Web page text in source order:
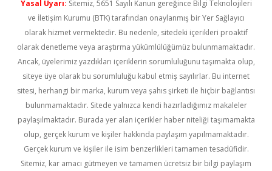
Yasal Uyarı: Sitemiz, 5651 Sayılı Kanun gereğince Bilgi Teknolojileri
ve İletişim Kurumu (BTK) tarafından onaylanmış bir Yer Sağlayıcı
olarak hizmet vermektedir. Bu nedenle, sitedeki içerikleri proaktif
olarak denetleme veya araştırma yükümlülüğümüz bulunmamaktadır.
Ancak, üyelerimiz yazdıkları içeriklerin sorumluluğunu taşımakta olup,
siteye üye olarak bu sorumluluğu kabul etmiş sayılırlar. Bu internet
sitesi, herhangi bir marka, kurum veya şahıs şirketi ile hiçbir bağlantısı
bulunmamaktadır. Sitede yalnızca kendi hazırladığımız makaleler
paylaşılmaktadır. Burada yer alan içerikler haber niteliği taşımamakta
olup, gerçek kurum ve kişiler hakkında paylaşım yapılmamaktadır.
Gerçek kurum ve kişiler ile isim benzerlikleri tamamen tesadüfidir.
Sitemiz, kar amacı gütmeyen ve tamamen ücretsiz bir bilgi paylaşım